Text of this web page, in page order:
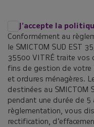
RGPD*
J’accepte la
Conformément au
le SMICTOM SUD EST
35500 VITRÉ traite vos
fins de gestion de votre
et ordures ménagères.
destinées au SMICTOM
pendant une durée de 5
règlementation, vous
rectification,